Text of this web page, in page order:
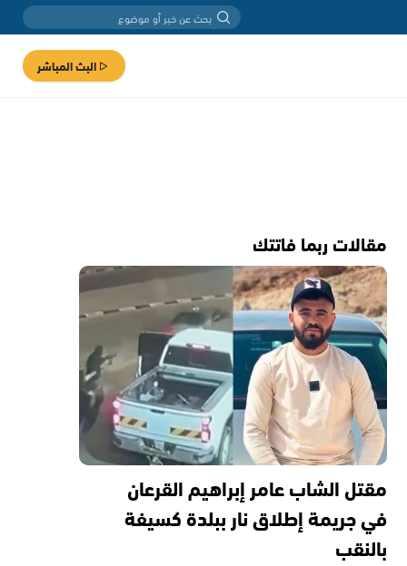
البث المباشر
مقالات ربما فاتتك
مقتل الشاب عامر إبراهيم القرعان
في جريمة إطلاق نار ببلدة كسيفة
بالنقب